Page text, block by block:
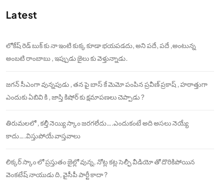
Latest
లోకేష్ రెడ్ బుక్ కు నా ఇంటి కుక్క కూడా భయపడదు, అని పదే, పదే ,అంటున్న
అంబటి రాంబాబు , ఇప్పుడు జైలు కు వెళ్తున్నాడు.
జగన్ సీఎంగా వున్నపుడు , తన పై బాస్ కే మెమో పంపిన ప్రవీణ్ ప్రకాష్ , హఠాత్తుగా
ఎందుకు ఏబివి కి , జాస్తి కిషోర్ కు క్షమాపణలు చెప్పాడు ?
తిరుమలలో , కల్తీ నెయ్యి స్కాం జరగలేదు….ఎందుకంటే అది అసలు నెయ్యే
కాదు….విస్తుపోయే వాస్తవాలు
లిక్కర్ స్కాం లో ప్రస్తుతం జైల్లో వున్న, నోట్ల కట్ల సెల్ఫీ వీడియో తో దొరికిపోయిన
వెంకటేష్ నాయుడు ది, వైసీపీ పార్టీ కాదా ?